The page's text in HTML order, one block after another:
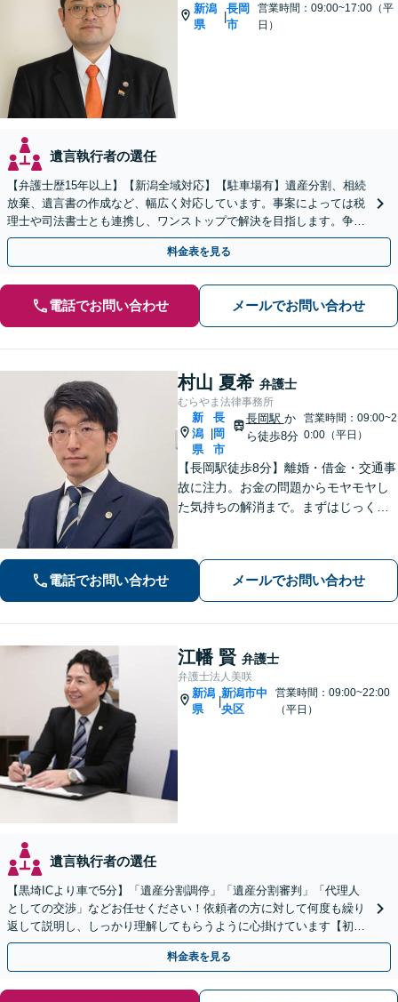
新潟
県
|
長岡
市
営業時間：09:00~17:00（平
日）
遺言執行者の選任
【弁護士歴15年以上】【新潟全域対応】【駐車場有】遺産分割、相続
放棄、遺言書の作成など、幅広く対応しています。事案によっては税
理士や司法書士とも連携し、ワンストップで解決を目指します。争い
を防ぐためにもぜひご相談ください。【分割払い可】
料金表を見る
電話でお問い合わせ メールでお問い合わせ
村山 夏希 弁護士
むらやま法律事務所
新
潟
県
長
岡
市
長岡駅 か
ら徒歩8分
営業時間：09:00~2
0:00（平日）
【長岡駅徒歩8分】離婚・借金・交通事
故に注力。お金の問題からモヤモヤし
た気持ちの解消まで。まずはじっくり
を大切に／LINE・オンライン相談可】
電話でお問い合わせ メールでお問い合わせ
江幡 賢 弁護士
弁護士法人美咲
新潟
県
|
新潟市中
央区
営業時間：09:00~22:00
（平日）
遺言執行者の選任
【黒埼ICより車で5分】「遺産分割調停」「遺産分割審判」「代理人
としての交渉」などお任せください！依頼者の方に対して何度も繰り
返して説明し、しっかり理解してもらうように心掛けています【初回
相談は無料】
料金表を見る